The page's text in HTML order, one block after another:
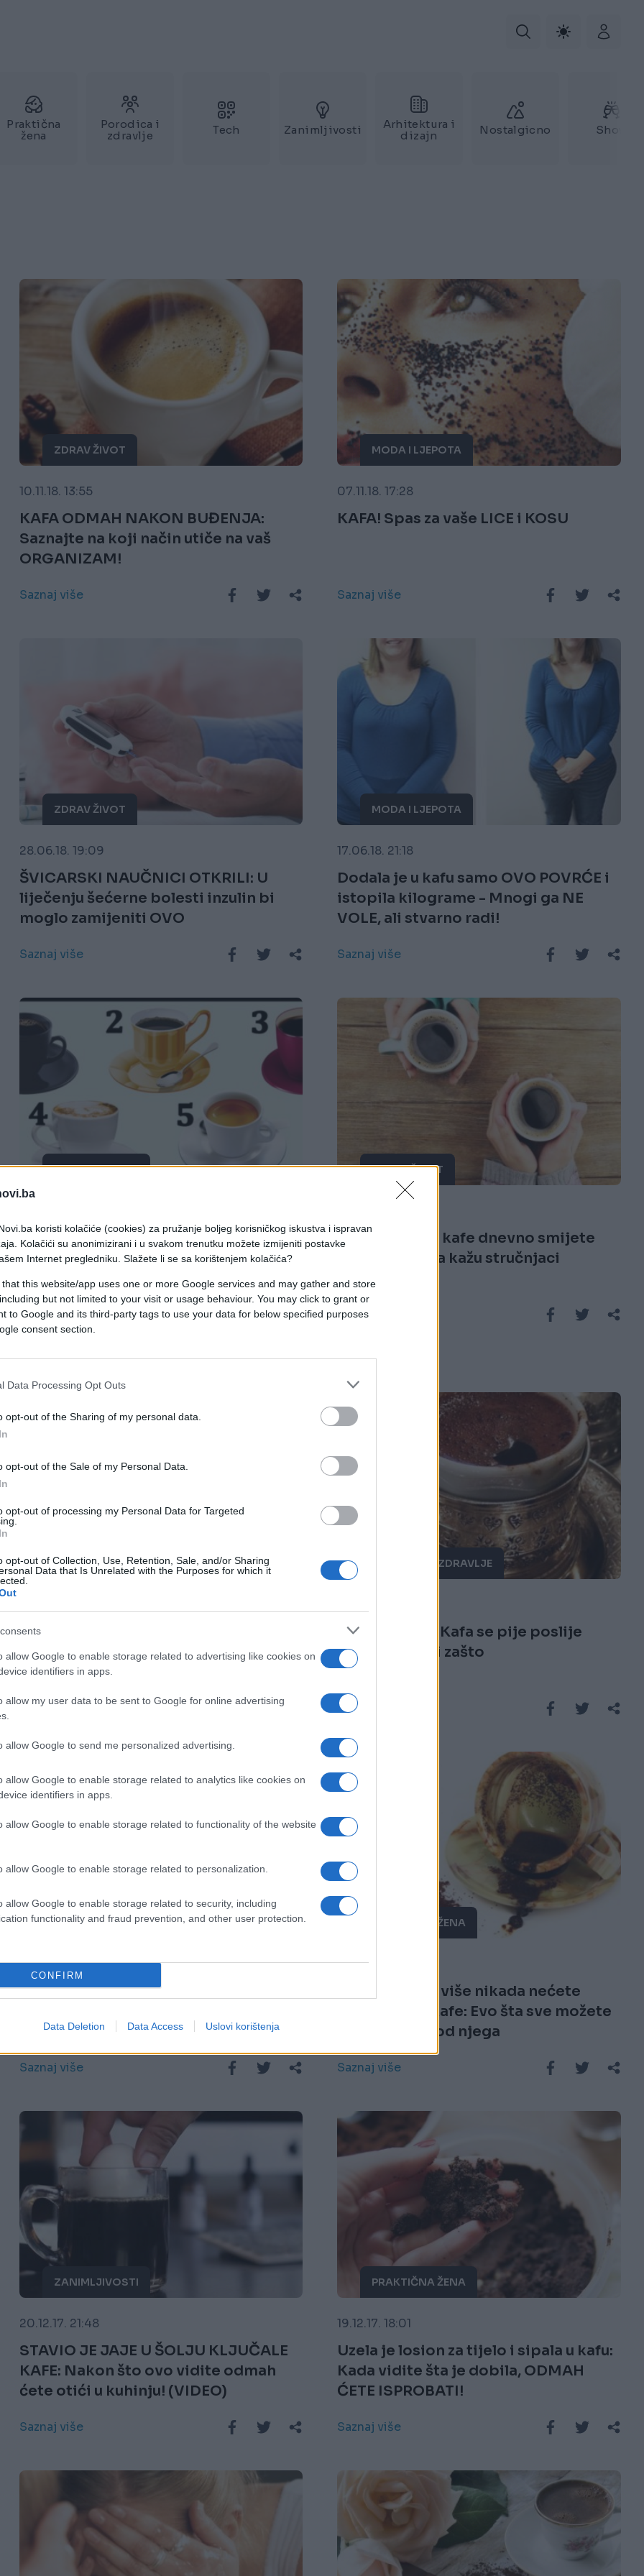
koristi kolačiće (cookies) za pružanje boljeg korisničkog iskustva i ispravan
Kolačići su anonimizirani i u svakom trenutku možete izmijeniti postavke
Internet pregledniku. Slažete li se sa korištenjem kolačića?
that this website/app uses one or more Google services and may gather and store
but not limited to your visit or usage behaviour. You may click to grant or
to Google and its third-party tags to use your data for below specified purposes
consent section.
Data Processing Opt Outs
opt-out of the Sharing of my personal data.
opt-out of the Sale of my Personal Data.
opt-out of processing my Personal Data for Targeted
opt-out of Collection, Use, Retention, Sale, and/or Sharing
Data that Is Unrelated with the Purposes for which it
allow Google to enable storage related to advertising like cookies on
identifiers in apps.
allow my user data to be sent to Google for online advertising
allow Google to send me personalized advertising.
allow Google to enable storage related to analytics like cookies on
identifiers in apps.
allow Google to enable storage related to functionality of the website
allow Google to enable storage related to personalization.
allow Google to enable storage related to security, including
functionality and fraud prevention, and other user protection.
CONFIRM
Data Deletion Data Access Uslovi korištenja
Praktična
žena
Porodica i
zdravlje
Tech Zanimljivosti
Arhitektura i
dizajn
Nostalgicno Show
ZDRAV ŽIVOT
10.11.18. 13:55
KAFA ODMAH NAKON BUĐENJA:
Saznajte na koji način utiče na vaš
ORGANIZAM!
Saznaj više
MODA I LJEPOTA
07.11.18. 17:28
KAFA! Spas za vaše LICE i KOSU
Saznaj više
ZDRAV ŽIVOT
28.06.18. 19:09
ŠVICARSKI NAUČNICI OTKRILI: U
liječenju šećerne bolesti inzulin bi
moglo zamijeniti OVO
Saznaj više
MODA I LJEPOTA
17.06.18. 21:18
Dodala je u kafu samo OVO POVRĆE i
istopila kilograme - Mnogi ga NE
VOLE, ali stvarno radi!
Saznaj više
ZANIMLJIVOSTI
MAGIČNA ŠOLJA ZA KAFU: Koja ti je
najljepša, izaberi jednu i otkrij koji
TALENAT TI JE DAO BOG!
Saznaj više
ZDRAV ŽIVOT
Koliko šoljica kafe dnevno smijete
popiti, evo šta kažu stručnjaci
Saznaj više
PORODICA I ZDRAVLJE
DA LI PIJETE KAFU NA PRAZAN
STOMAK? Evo šta to stvarno radi
vašem organizmu!
Saznaj više
PORODICA I ZDRAVLJE
DA LI ZNATE? Kafa se pije poslije
doručka, evo i zašto
Saznaj više
ZDRAV ŽIVOT
10.01.18. 23:39
Šta će se dogoditi ako PIJETE KAFU
Saznaj više
PRAKTIČNA ŽENA
03.01.18. 16:32
Nakon ovoga više nikada nećete
bacati talog kafe: Evo šta sve možete
da napravite od njega
Saznaj više
ZANIMLJIVOSTI
20.12.17. 21:48
STAVIO JE JAJE U ŠOLJU KLJUČALE
KAFE: Nakon što ovo vidite odmah
ćete otići u kuhinju! (VIDEO)
Saznaj više
PRAKTIČNA ŽENA
19.12.17. 18:01
Uzela je losion za tijelo i sipala u kafu:
Kada vidite šta je dobila, ODMAH
ĆETE ISPROBATI!
Saznaj više